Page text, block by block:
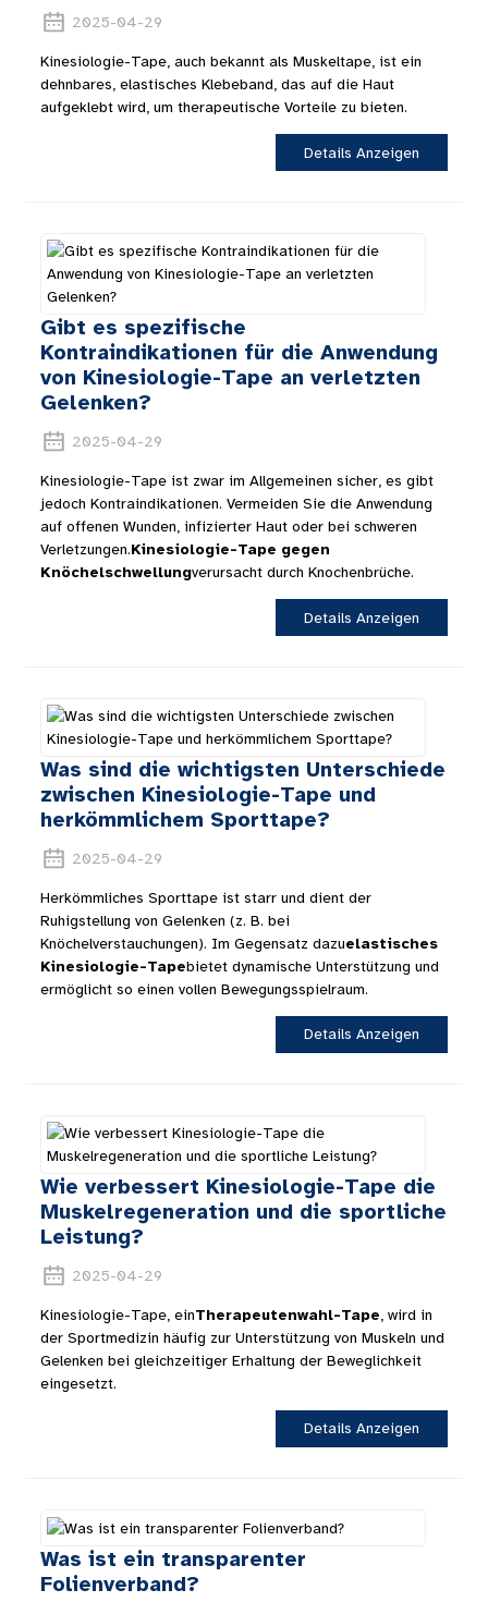
2025-04-29
Kinesiologie-Tape, auch bekannt als Muskeltape, ist ein
dehnbares, elastisches Klebeband, das auf die Haut
aufgeklebt wird, um therapeutische Vorteile zu bieten.
Details Anzeigen
Gibt es spezifische
Kontraindikationen für die Anwendung
von Kinesiologie-Tape an verletzten
Gelenken?
2025-04-29
Kinesiologie-Tape ist zwar im Allgemeinen sicher, es gibt
jedoch Kontraindikationen. Vermeiden Sie die Anwendung
auf offenen Wunden, infizierter Haut oder bei schweren
Verletzungen.Kinesiologie-Tape gegen
Knöchelschwellungverursacht durch Knochenbrüche.
Details Anzeigen
Was sind die wichtigsten Unterschiede
zwischen Kinesiologie-Tape und
herkömmlichem Sporttape?
2025-04-29
Herkömmliches Sporttape ist starr und dient der
Ruhigstellung von Gelenken (z. B. bei
Knöchelverstauchungen). Im Gegensatz dazuelastisches
Kinesiologie-Tapebietet dynamische Unterstützung und
ermöglicht so einen vollen Bewegungsspielraum.
Details Anzeigen
Wie verbessert Kinesiologie-Tape die
Muskelregeneration und die sportliche
Leistung?
2025-04-29
Kinesiologie-Tape, einTherapeutenwahl-Tape, wird in
der Sportmedizin häufig zur Unterstützung von Muskeln und
Gelenken bei gleichzeitiger Erhaltung der Beweglichkeit
eingesetzt.
Details Anzeigen
Was ist ein transparenter
Folienverband?